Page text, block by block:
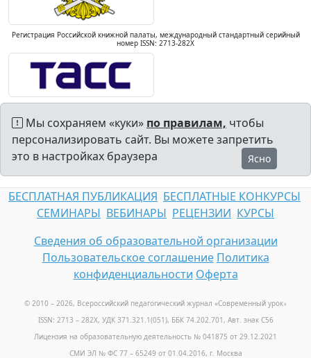
Регистрация Российской книжной палаты, международный стандартный серийный
номер ISSN: 2713-282X
Мы сохраняем «куки» по правилам, чтобы
персонализировать сайт. Вы можете запретить
это в настройках браузера
Ясно
БЕСПЛАТНАЯ ПУБЛИКАЦИЯ БЕСПЛАТНЫЕ КОНКУРСЫ
СЕМИНАРЫ ВЕБИНАРЫ РЕЦЕНЗИИ КУРСЫ
Сведения об образовательной организации
Пользовательское соглашение Политика
конфиденциальности Оферта
© 2010 – 2026, Всероссийский педагогический журнал «Современный урок»
ISSN: 2713 – 282X, УДК 371.321.1(051), ББК 74.202.701, Авт. знак С56
Лицензия на образовательную деятельность № 041875 от 29.12.2021
СМИ ЭЛ № ФС 77 – 65249 от 01.04.2016, г. Москва